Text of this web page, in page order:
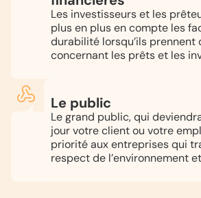
Les investisseurs et les
plus en plus en compte les
durabilité lorsqu’ils prennent
concernant les prêts et les
Le public
Le grand public, qui
jour votre client ou votre
priorité aux entreprises qui
respect de l’environnement